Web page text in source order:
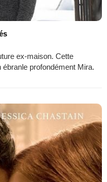
ex-maison. Cette
profondément Mira.